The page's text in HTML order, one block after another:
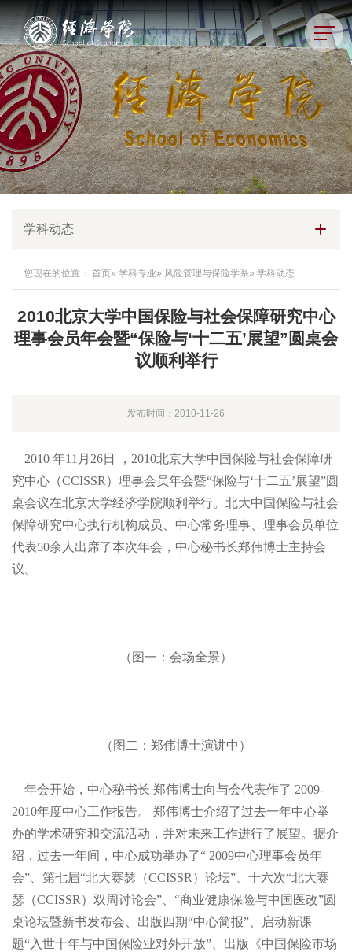
学科动态
您现在的位置： 首页» 学科专业» 风险管理与保险学系» 学科动态
2010北京大学中国保险与社会保障研究中心
理事会员年会暨“保险与‘十二五’展望”圆桌会
议顺利举行
发布时间：2010-11-26
2010 年11 月26日 ，2010北京大学中国保险与社会保障研
究中心（CCISSR）理事会员年会暨“保险与‘十二五’展望”圆
桌会议在北京大学经济学院顺利举行。北大中国保险与社会
保障研究中心执行机构成员、中心常务理事、理事会员单位
代表50余人出席了本次年会，中心秘书长郑伟博士主持会
议。
（图一：会场全景）
（图二：郑伟博士演讲中）
年会开始，中心秘书长 郑伟博士向与会代表作了 2009-
2010年度中心工作报告。 郑伟博士介绍了过去一年中心举
办的学术研究和交流活动，并对未来工作进行了展望。据介
绍，过去一年间，中心成功举办了“ 2009中心理事会员年
会”、第七届“北大赛瑟（CCISSR）论坛”、十六次“北大赛
瑟（CCISSR）双周讨论会”、“商业健康保险与中国医改”圆
桌论坛暨新书发布会、出版四期“中心简报”、启动新课
题“入世十年与中国保险业对外开放”、出版《中国保险市场